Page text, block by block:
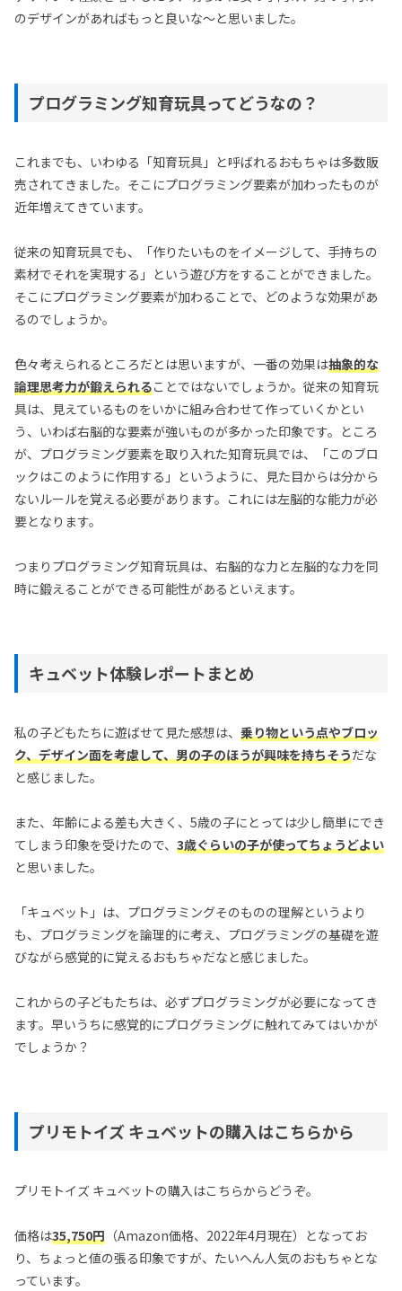
のデザインがあればもっと良いな～と思いました。
プログラミング知育玩具ってどうなの？
これまでも、いわゆる「知育玩具」と呼ばれるおもちゃは多数販
売されてきました。そこにプログラミング要素が加わったものが
近年増えてきています。
従来の知育玩具でも、「作りたいものをイメージして、手持ちの
素材でそれを実現する」という遊び方をすることができました。
そこにプログラミング要素が加わることで、どのような効果があ
るのでしょうか。
色々考えられるところだとは思いますが、一番の効果は抽象的な
論理思考力が鍛えられることではないでしょうか。従来の知育玩
具は、見えているものをいかに組み合わせて作っていくかとい
う、いわば右脳的な要素が強いものが多かった印象です。ところ
が、プログラミング要素を取り入れた知育玩具では、「このブロ
ックはこのように作用する」というように、見た目からは分から
ないルールを覚える必要があります。これには左脳的な能力が必
要となります。
つまりプログラミング知育玩具は、右脳的な力と左脳的な力を同
時に鍛えることができる可能性があるといえます。
キュベット体験レポートまとめ
私の子どもたちに遊ばせて見た感想は、 乗り物という点やブロッ
ク、デザイン面を考慮して、男の子のほうが興味を持ちそうだな
と感じました。
また、年齢による差も大きく、5歳の子にとっては少し簡単にでき
てしまう印象を受けたので、 3歳ぐらいの子が使ってちょうどよい
と思いました。
「キュベット」は、プログラミングそのものの理解というより
も、プログラミングを論理的に考え、プログラミングの基礎を遊
びながら感覚的に覚えるおもちゃだなと感じました。
これからの子どもたちは、必ずプログラミングが必要になってき
ます。早いうちに感覚的にプログラミングに触れてみてはいかが
でしょうか？
プリモトイズ キュベットの購入はこちらから
プリモトイズ キュベットの購入はこちらからどうぞ。
価格は35,750円 （Amazon価格、2022年4月現在）となってお
り、ちょっと値の張る印象ですが、たいへん人気のおもちゃとな
っています。